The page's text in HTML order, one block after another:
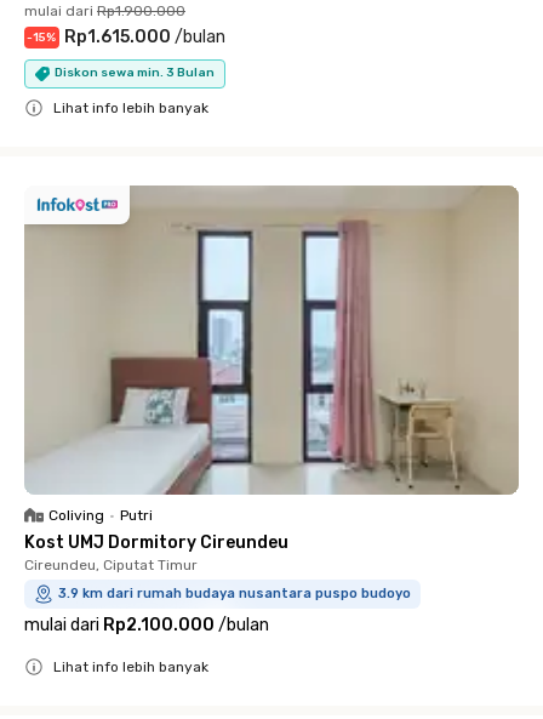
mulai dari Rp1.900.000
-15% Rp1.615.000 /bulan
Diskon sewa min. 3 Bulan
Lihat info lebih banyak
Coliving • Putri
Kost UMJ Dormitory Cireundeu
Cireundeu, Ciputat Timur
3.9 km dari rumah budaya nusantara puspo budoyo
mulai dari Rp2.100.000 /bulan
Lihat info lebih banyak